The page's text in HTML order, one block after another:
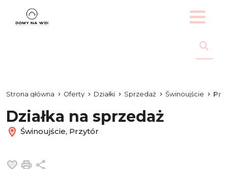
Strona główna Oferty Działki Sprzedaż Świnoujście
Działka na sprzedaż
Świnoujście, Przytór
Dodaj do ulubionych
Drukuj